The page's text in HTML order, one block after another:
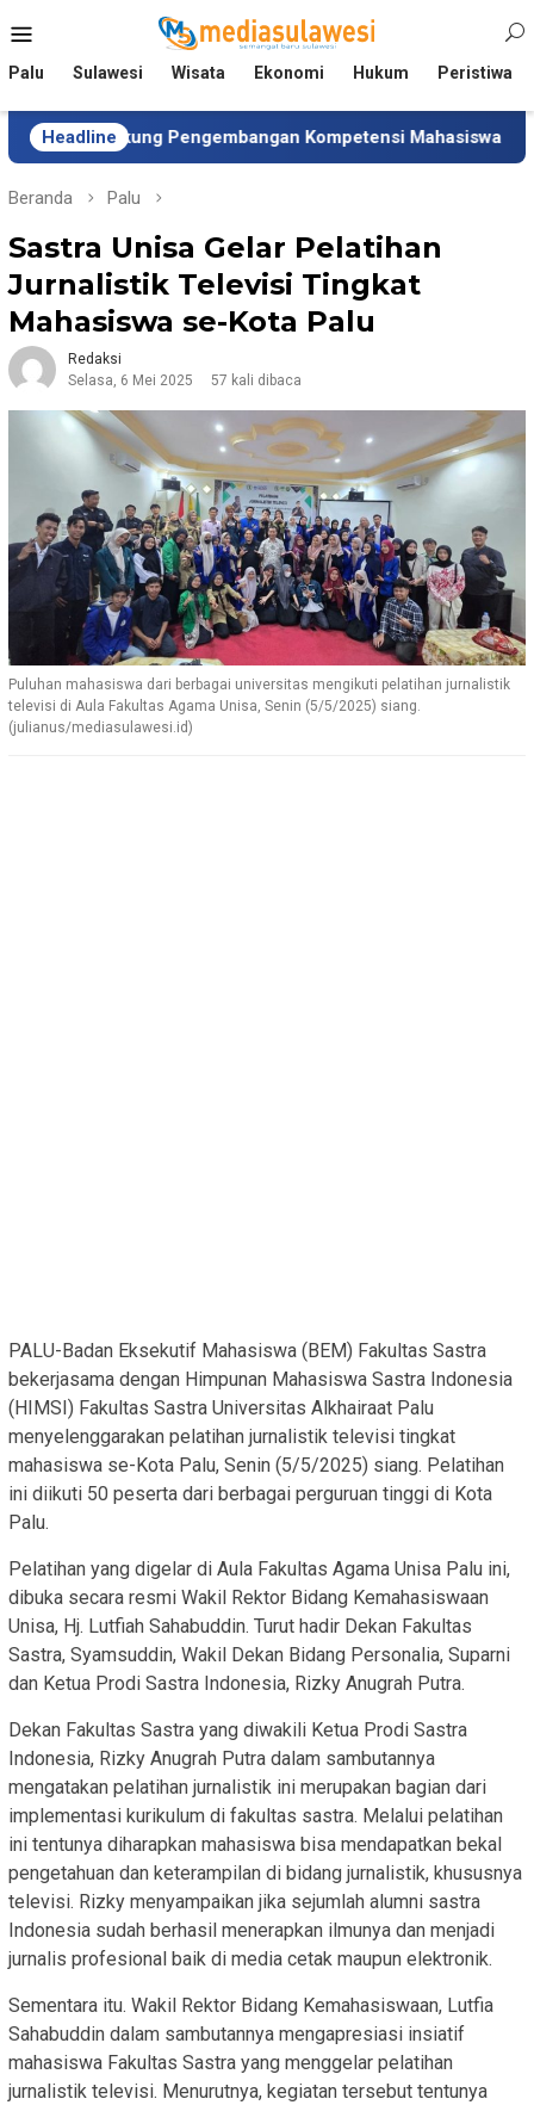
ke
Mobile
Palu Sulawesi Wisata Ekonomi Hukum Peristiwa
Headline
Pengembangan Kompetensi Mahasiswa Tim
Beranda Palu
Sastra Unisa Gelar Pelatihan
Jurnalistik Televisi Tingkat
Mahasiswa se-Kota Palu
Redaksi
Selasa, 6 Mei 2025
57 kali dibaca
Puluhan mahasiswa dari berbagai universitas mengikuti pelatihan jurnalistik
televisi di Aula Fakultas Agama Unisa, Senin (5/5/2025) siang.
(julianus/mediasulawesi.id)
PALU-Badan Eksekutif Mahasiswa (BEM) Fakultas Sastra
bekerjasama dengan Himpunan Mahasiswa Sastra Indonesia
(HIMSI) Fakultas Sastra Universitas Alkhairaat Palu
menyelenggarakan pelatihan jurnalistik televisi tingkat
mahasiswa se-Kota Palu, Senin (5/5/2025) siang. Pelatihan
ini diikuti 50 peserta dari berbagai perguruan tinggi di Kota
Palu.
Pelatihan yang digelar di Aula Fakultas Agama Unisa Palu ini,
dibuka secara resmi Wakil Rektor Bidang Kemahasiswaan
Unisa, Hj. Lutfiah Sahabuddin. Turut hadir Dekan Fakultas
Sastra, Syamsuddin, Wakil Dekan Bidang Personalia, Suparni
dan Ketua Prodi Sastra Indonesia, Rizky Anugrah Putra.
Dekan Fakultas Sastra yang diwakili Ketua Prodi Sastra
Indonesia, Rizky Anugrah Putra dalam sambutannya
mengatakan pelatihan jurnalistik ini merupakan bagian dari
implementasi kurikulum di fakultas sastra. Melalui pelatihan
ini tentunya diharapkan mahasiswa bisa mendapatkan bekal
pengetahuan dan keterampilan di bidang jurnalistik, khususnya
televisi. Rizky menyampaikan jika sejumlah alumni sastra
Indonesia sudah berhasil menerapkan ilmunya dan menjadi
jurnalis profesional baik di media cetak maupun elektronik.
Sementara itu. Wakil Rektor Bidang Kemahasiswaan, Lutfia
Sahabuddin dalam sambutannya mengapresiasi insiatif
mahasiswa Fakultas Sastra yang menggelar pelatihan
jurnalistik televisi. Menurutnya, kegiatan tersebut tentunya